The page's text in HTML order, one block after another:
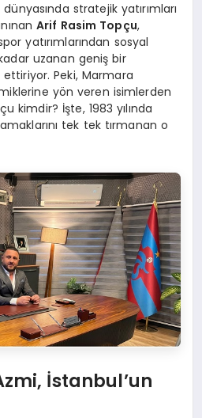
stratejik yatırımları
Arif Rasim Topçu,
yatırımlarından sosyal
uzanan geniş bir
Peki, Marmara
yön veren isimlerden
kimdir? İşte, 1983 yılında
tek tek tırmanan o
İstanbul’un